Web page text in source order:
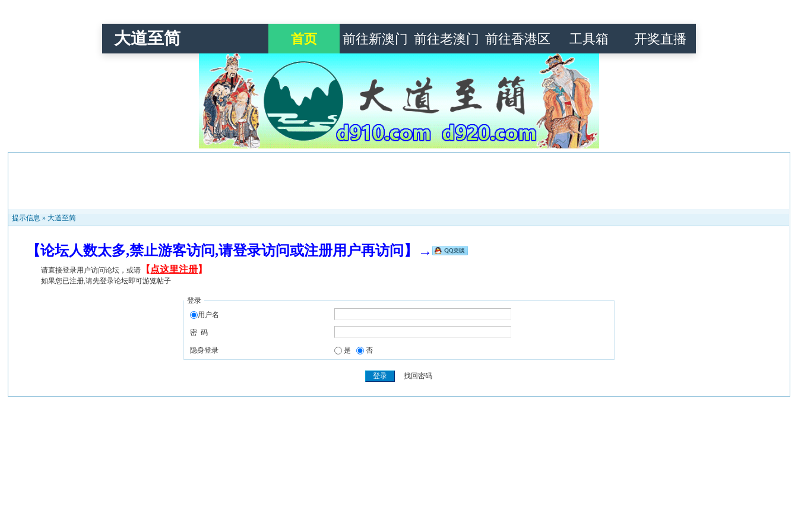
大道至简 首页 前往新澳门 前往老澳门 前往香港区 工具箱 开奖直播
提示信息 » 大道至简
【论坛人数太多,禁止游客访问,请登录访问或注册用户再访问】→
请直接登录用户访问论坛，或请 【 点这里注册】
如果您已注册,请先登录论坛即可游览帖子
登录
用户名
密 码
隐身登录 是 否
找回密码